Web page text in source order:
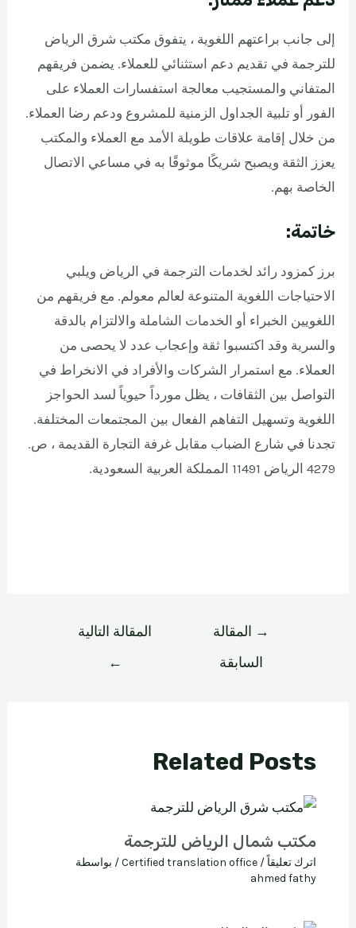
إلى جانب براعتهم اللغوية ، يتفوق مكتب شرق الرياض
للترجمة في تقديم دعم استثنائي للعملاء. يضمن فريقهم
المتفاني والمستجيب معالجة استفسارات العملاء على
الفور أو تلبية الجداول الزمنية للمشروع ودعم رضا العملاء.
من خلال إقامة علاقات طويلة الأمد مع العملاء والمكتب
يعزز الثقة ويصبح شريكًا موثوقًا به في مساعي الاتصال
الخاصة بهم.
خاتمة:
برز كمزود رائد لخدمات الترجمة في الرياض ويلبي
الاحتياجات اللغوية المتنوعة لعالم معولم. مع فريقهم من
اللغويين الخبراء أو الخدمات الشاملة والالتزام بالدقة
والسرية وقد اكتسبوا ثقة وإعجاب عدد لا يحصى من
العملاء. مع استمرار الشركات والأفراد في الانخراط في
التواصل بين الثقافات ، يظل مورداً حيوياً لسد الحواجز
اللغوية وتسهيل التفاهم الفعال بين المجتمعات المختلفة.
تجدنا في شارع الضباب مقابل غرفة التجارة القديمة ، ص.
4279 الرياض 11491 المملكة العربية السعودية.
→ المقالة
السابقة
المقالة التالية
←
Related Posts
مكتب شمال الرياض للترجمة
اترك تعليقاً /
Certified translation office/ بواسطة
ahmed fathy